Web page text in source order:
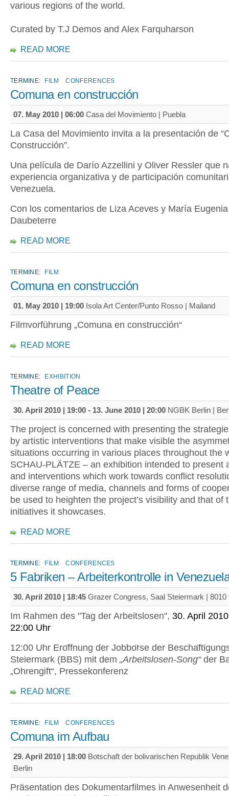
various regions of the world.
Curated by T.J Demos and Alex Farquharson
READ MORE
TERMINE: FILM CONFERENCES
Comuna en construcción
07. May 2010 | 06:00 Casa del Movimiento | Puebla
La Casa del Movimiento invita a la presentación de
Construcción”.
Una película de Darío Azzellini y Oliver Ressler que
experiencia organizativa y de participación
Venezuela.
Con los comentarios de Liza Aceves y María Eugenia
Daubeterre
READ MORE
TERMINE: FILM
Comuna en construcción
01. May 2010 | 19:00 Isola Art Center/Punto Rosso | Mailand
Filmvorführung „Comuna en construcción“
READ MORE
TERMINE: EXHIBITION
Theatre of Peace
30. April 2010 | 19:00 - 13. June 2010 | 20:00 NGBK Berlin |
The project is concerned with presenting the
by artistic interventions that make visible the
situations occurring in various places throughout the
SCHAU-PLÄTZE – an exhibition intended to present
and interventions which work towards conflict
diverse range of media, channels and forms of
be used to heighten the project’s visibility and that of
initiatives it showcases.
READ MORE
TERMINE: FILM CONFERENCES
5 Fabriken – Arbeiterkontrolle in
30. April 2010 | 18:45 Grazer Congress, Saal Steiermark | 8010
Im Rahmen des "Tag der Arbeitslosen", 30. April
22:00 Uhr
12:00 Uhr Eroffnung der Jobborse der Bescha
Steiermark (BBS) mit dem „Arbeitslosen-Song“der
„Ohrengift“, Pressekonferenz
READ MORE
TERMINE: FILM CONFERENCES
Comuna im Aufbau
29. April 2010 | 18:00 Botschaft der bolivarischen Republik
Berlin
Präsentation des Dokumentarfilmes in Anwesenheit